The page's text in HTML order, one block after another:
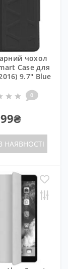
чохол
Case для
9.7" Blue
0
НАЯВНОСТІ